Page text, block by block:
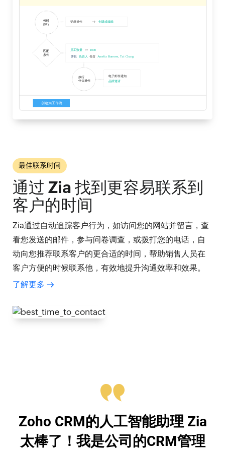
最佳联系时间
通过 Zia 找到更容易联系到
客户的时间
Zia通过自动追踪客户行为，如访问您的网站并留言，查
看您发送的邮件，参与问卷调查，或拨打您的电话，自
动向您推荐联系客户的更合适的时间，帮助销售人员在
客户方便的时候联系他，有效地提升沟通效率和效果。
了解更多
Zoho CRM的人工智能助理 Zia
太棒了！我是公司的CRM管理